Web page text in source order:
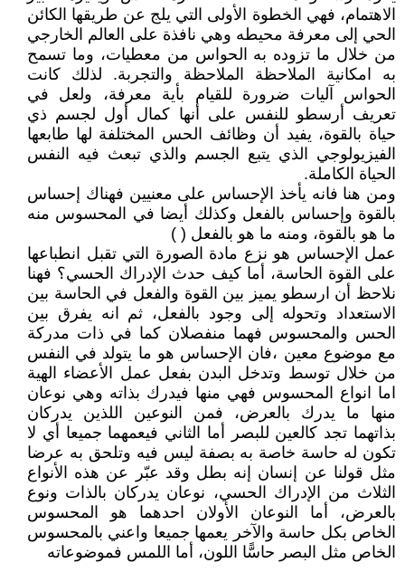
الاهتمام، فهي الخطوة الأولى التي يلج عن طريقها الكائن
الحي إلى معرفة محيطه وهي نافذة على العالم الخارجي
من خلال ما تزوده به الحواس من معطيات، وما تسمح
به امكانية الملاحظة الملاحظة والتجربة. لذلك كانت
الحواس آليات ضرورة للقيام بأية معرفة، ولعل في
تعريف أرسطو للنفس على أنها كمال أول لجسم ذي
حياة بالقوة، يفيد أن وظائف الحس المختلفة لها طابعها
الفيزيولوجي الذي يتبع الجسم والذي تبعث فيه النفس
الحياة الكاملة.
ومن هنا فانه يأخذ الإحساس على معنيين فهناك إحساس
بالقوة وإحساس بالفعل وكذلك أيضا في المحسوس منه
ما هو بالقوة، ومنه ما هو بالفعل ( )
عمل الإحساس هو نزع مادة الصورة التي تقبل انطباعها
على القوة الحاسة، أما كيف حدث الإدراك الحسي؟ فهنا
نلاحظ أن ارسطو يميز بين القوة والفعل في الحاسة بين
الاستعداد وتحوله إلى وجود بالفعل، ثم انه يفرق بين
الحس والمحسوس فهما منفصلان كما في ذات مدركة
مع موضوع معين ،فان الإحساس هو ما يتولد في النفس
من خلال توسط وتدخل البدن بفعل عمل الأعضاء الهية
اما انواع المحسوس فهي منها فيدرك بذاته وهي نوعان
منها ما يدرك بالعرض، فمن النوعين اللذين يدركان
بذاتهما تجد كالعين للبصر أما الثاني فيعمهما جميعا أي لا
تكون له حاسة خاصة به بصفة ليس فيه وتلحق به عرضا
مثل قولنا عن إنسان إنه بطل وقد عبّر عن هذه الأنواع
الثلاث من الإدراك الحسي، نوعان يدركان بالذات ونوع
بالعرض، أما النوعان الأولان احدهما هو المحسوس
الخاص بكل حاسة والآخر يعمها جميعا واعني بالمحسوس
الخاص مثل البصر حاسًّا اللون، أما اللمس فموضوعاته